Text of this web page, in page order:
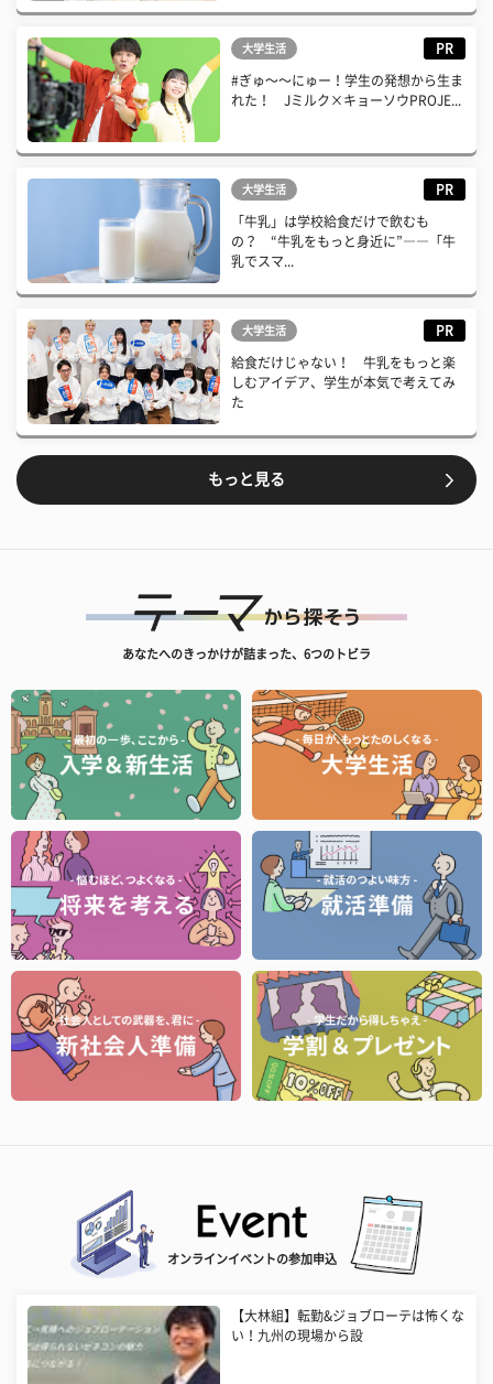
大学生活 PR
#ぎゅ〜〜にゅー！学生の発想から生ま
れた！ Jミルク×キョーソウPROJE...
大学生活 PR
「牛乳」は学校給食だけで飲むも
の？ “牛乳をもっと身近に”――「牛
乳でスマ...
大学生活 PR
給食だけじゃない！ 牛乳をもっと楽
しむアイデア、学生が本気で考えてみ
た
もっと見る
あなたへのきっかけが詰まった、6つのトビラ
オンラインイベントの参加申込
【大林組】転勤&ジョブローテは怖くな
い！九州の現場から設